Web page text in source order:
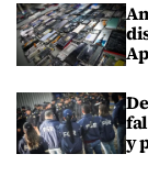
y